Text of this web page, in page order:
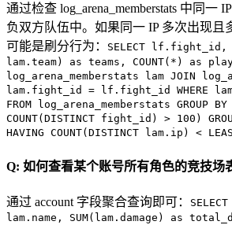
通过检查 log_arena_memberstats 中同一
负双方队伍中。如果同一 IP 多次出现且
可能是刷分行为：
SELECT lf.fight_id,
lam.team) as teams, COUNT(*) as
log_arena_memberstats lam JOIN
lam.fight_id = lf.fight_id WHERE
FROM log_arena_memberstats GROUP
COUNT(DISTINCT fight_id) > 100)
HAVING COUNT(DISTINCT lam.ip) <
Q: 如何查看某个账号所有角色的竞技场
通过 account 字段聚合查询即可：
lam.name, SUM(lam.damage) as